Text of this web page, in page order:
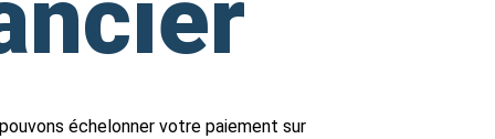
échelonner votre paiement sur